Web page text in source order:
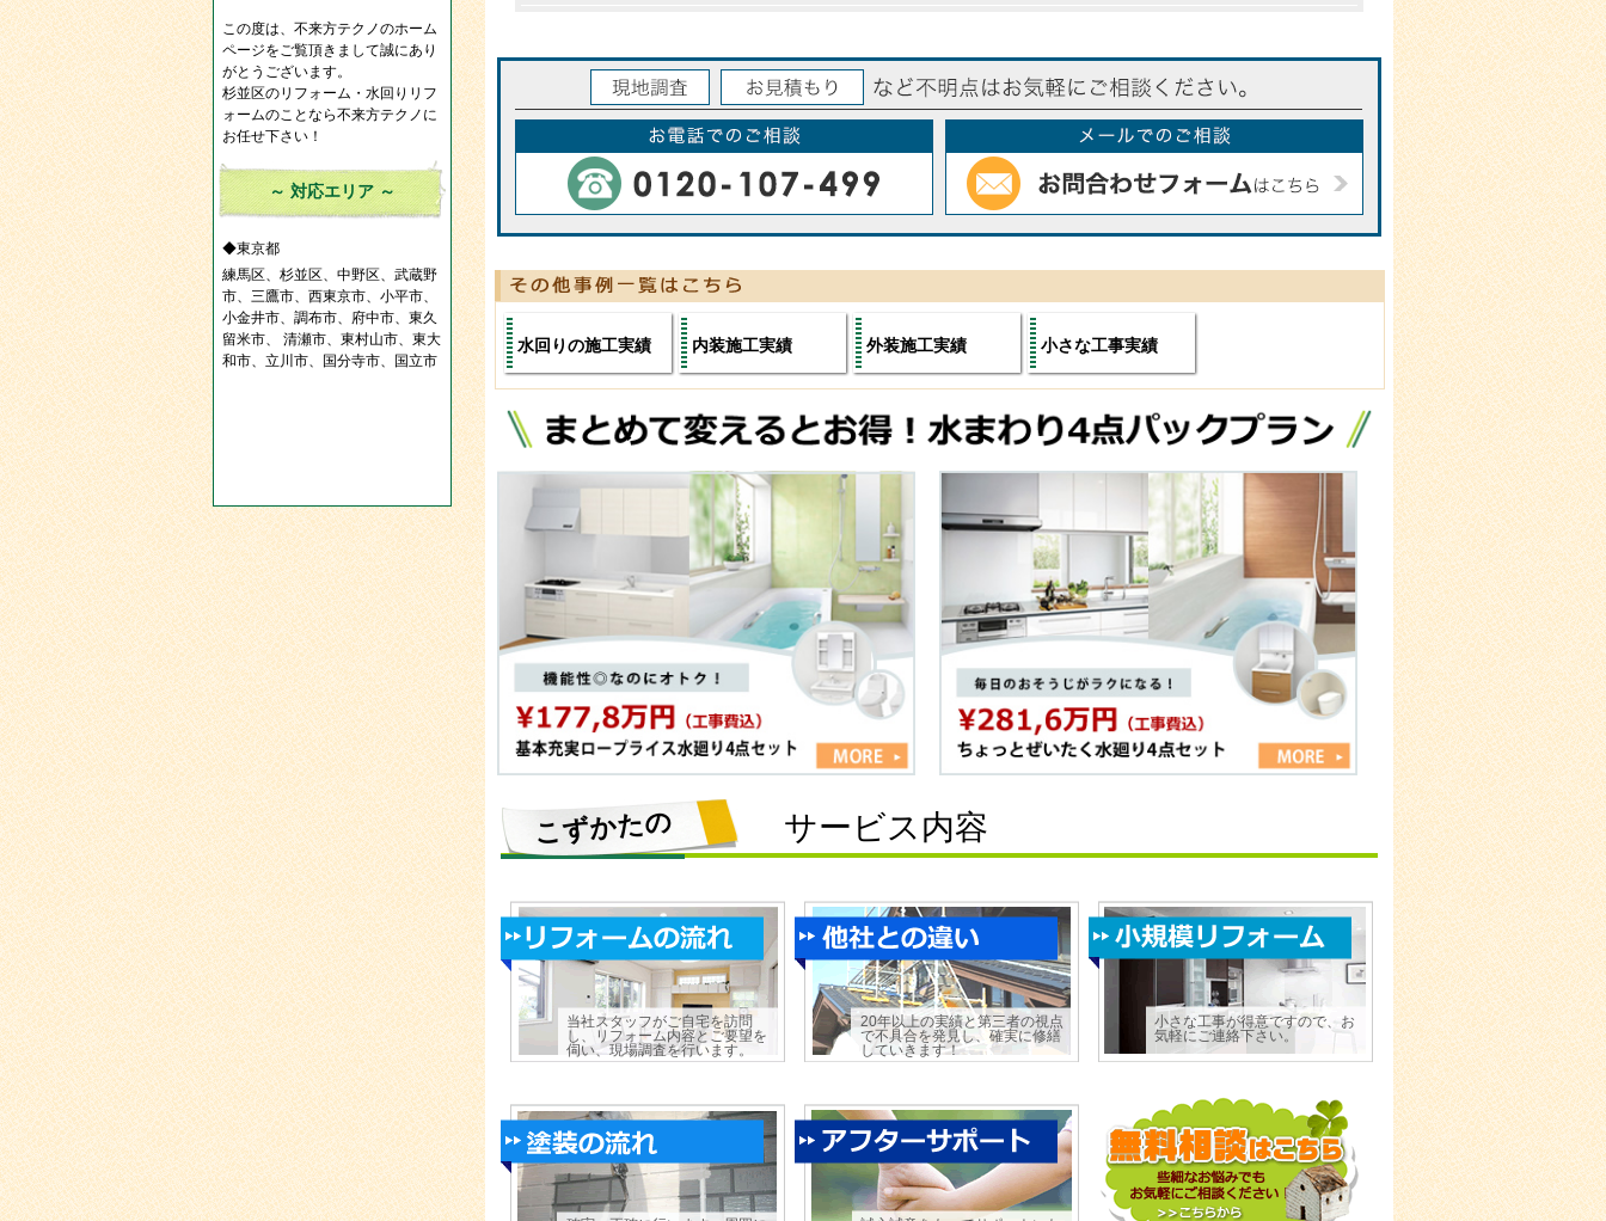
水回りの施工実績 内装施工実績 外装施工実績 小さな工事実績
こずかたの サービス内容
当社スタッフがご自宅を訪問
し、リフォーム内容とご要望を
伺い、現場調査を行います。
20年以上の実績と第三者の視点
で不具合を発見し、確実に修繕
していきます！
小さな工事が得意ですので、お
気軽にご連絡下さい。
この度は、不来方テクノのホーム
ページをご覧頂きまして誠にあり
がとうございます。
杉並区のリフォーム・水回りリフ
ォームのことなら不来方テクノに
お任せ下さい！
～ 対応エリア ～
◆東京都
練馬区、杉並区、中野区、武蔵野
市、三鷹市、西東京市、小平市、
小金井市、調布市、府中市、東久
留米市、 清瀬市、東村山市、東大
和市、立川市、国分寺市、国立市